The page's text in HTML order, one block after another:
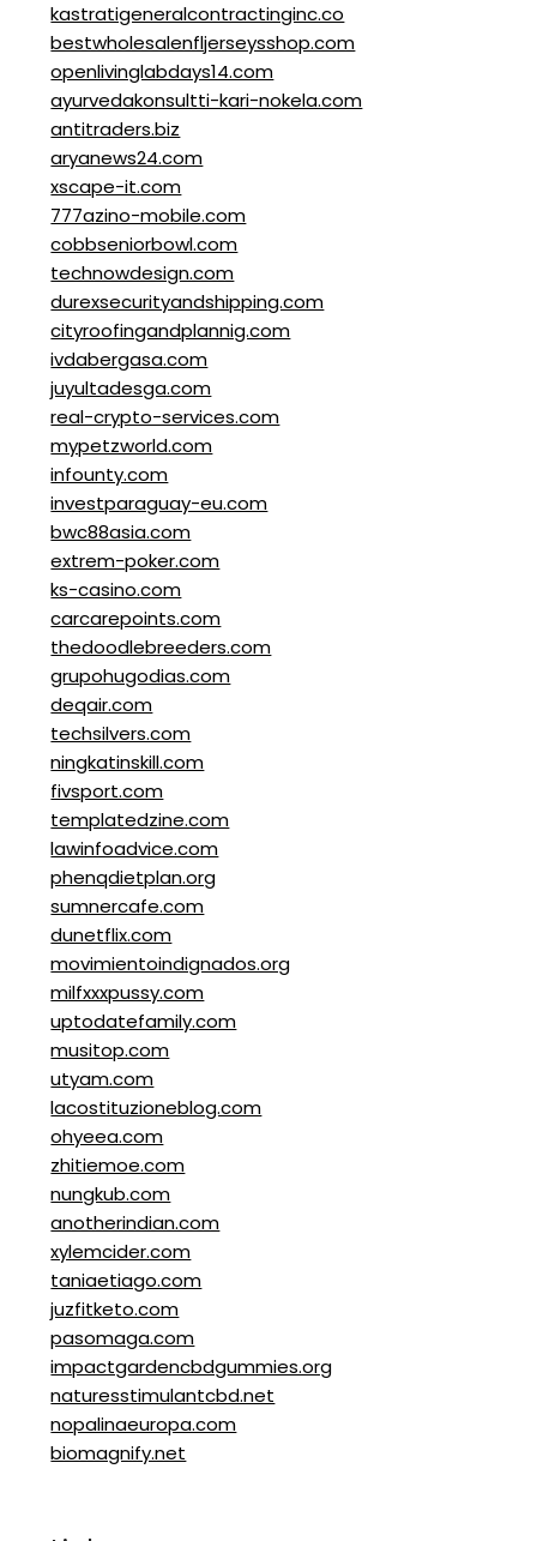
kastratigeneralcontractinginc.co
bestwholesalenfljerseysshop.com
openlivinglabdays14.com
ayurvedakonsultti-kari-nokela.com
antitraders.biz
aryanews24.com
xscape-it.com
777azino-mobile.com
cobbseniorbowl.com
technowdesign.com
durexsecurityandshipping.com
cityroofingandplannig.com
ivdabergasa.com
juyultadesga.com
real-crypto-services.com
mypetzworld.com
infounty.com
investparaguay-eu.com
bwc88asia.com
extrem-poker.com
ks-casino.com
carcarepoints.com
thedoodlebreeders.com
grupohugodias.com
deqair.com
techsilvers.com
ningkatinskill.com
fivsport.com
templatedzine.com
lawinfoadvice.com
phenqdietplan.org
sumnercafe.com
dunetflix.com
movimientoindignados.org
milfxxxpussy.com
uptodatefamily.com
musitop.com
utyam.com
lacostituzioneblog.com
ohyeea.com
zhitiemoe.com
nungkub.com
anotherindian.com
xylemcider.com
taniaetiago.com
juzfitketo.com
pasomaga.com
impactgardencbdgummies.org
naturesstimulantcbd.net
nopalinaeuropa.com
biomagnify.net